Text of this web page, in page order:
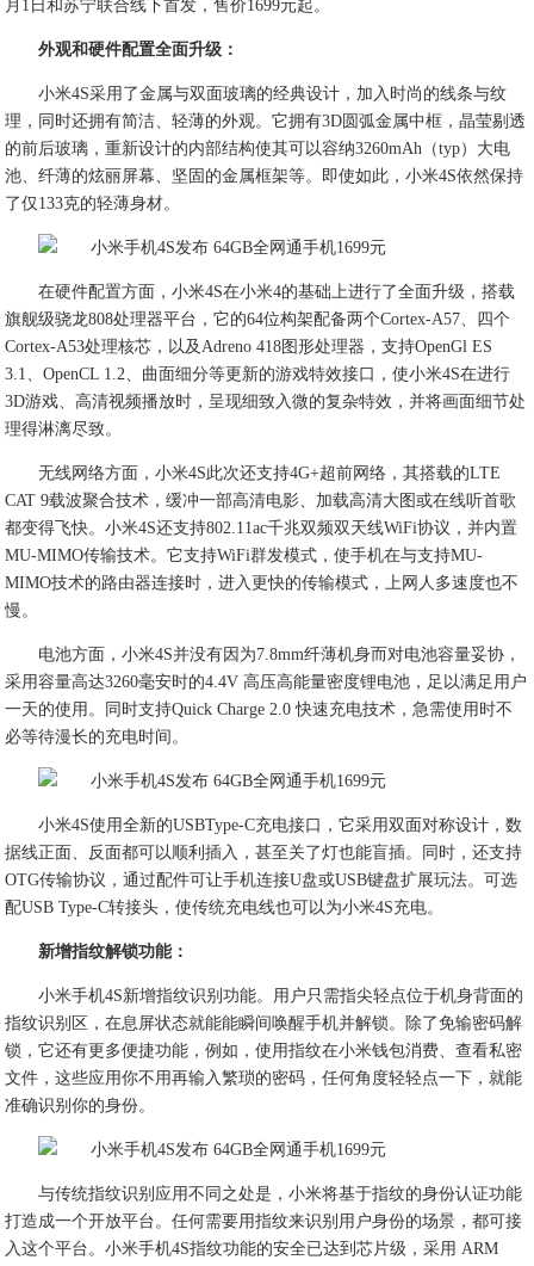
月1日和苏宁联合线下首发，售价1699元起。
外观和硬件配置全面升级：
小米4S采用了金属与双面玻璃的经典设计，加入时尚的线条与纹
理，同时还拥有简洁、轻薄的外观。它拥有3D圆弧金属中框，晶莹剔透
的前后玻璃，重新设计的内部结构使其可以容纳3260mAh（typ）大电
池、纤薄的炫丽屏幕、坚固的金属框架等。即使如此，小米4S依然保持
了仅133克的轻薄身材。
在硬件配置方面，小米4S在小米4的基础上进行了全面升级，搭载
旗舰级骁龙808处理器平台，它的64位构架配备两个Cortex-A57、四个
Cortex-A53处理核芯，以及Adreno 418图形处理器，支持OpenGl ES
3.1、OpenCL 1.2、曲面细分等更新的游戏特效接口，使小米4S在进行
3D游戏、高清视频播放时，呈现细致入微的复杂特效，并将画面细节处
理得淋漓尽致。
无线网络方面，小米4S此次还支持4G+超前网络，其搭载的LTE
CAT 9载波聚合技术，缓冲一部高清电影、加载高清大图或在线听首歌
都变得飞快。小米4S还支持802.11ac千兆双频双天线WiFi协议，并内置
MU-MIMO传输技术。它支持WiFi群发模式，使手机在与支持MU-
MIMO技术的路由器连接时，进入更快的传输模式，上网人多速度也不
慢。
电池方面，小米4S并没有因为7.8mm纤薄机身而对电池容量妥协，
采用容量高达3260毫安时的4.4V 高压高能量密度锂电池，足以满足用户
一天的使用。同时支持Quick Charge 2.0 快速充电技术，急需使用时不
必等待漫长的充电时间。
小米4S使用全新的USBType-C充电接口，它采用双面对称设计，数
据线正面、反面都可以顺利插入，甚至关了灯也能盲插。同时，还支持
OTG传输协议，通过配件可让手机连接U盘或USB键盘扩展玩法。可选
配USB Type-C转接头，使传统充电线也可以为小米4S充电。
新增指纹解锁功能：
小米手机4S新增指纹识别功能。用户只需指尖轻点位于机身背面的
指纹识别区，在息屏状态就能能瞬间唤醒手机并解锁。除了免输密码解
锁，它还有更多便捷功能，例如，使用指纹在小米钱包消费、查看私密
文件，这些应用你不用再输入繁琐的密码，任何角度轻轻点一下，就能
准确识别你的身份。
与传统指纹识别应用不同之处是，小米将基于指纹的身份认证功能
打造成一个开放平台。任何需要用指纹来识别用户身份的场景，都可接
入这个平台。小米手机4S指纹功能的安全已达到芯片级，采用 ARM